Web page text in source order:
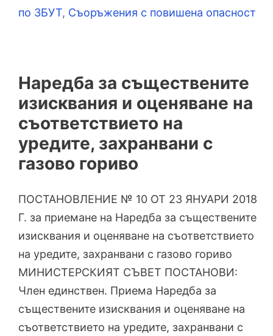
по ЗБУТ, Съоръжения с повишена опасност
Наредба за съществените
изисквания и оценяване на
съответствието на
уредите, захранвани с
газово гориво
ПОСТАНОВЛЕНИЕ № 10 ОТ 23 ЯНУАРИ 2018
Г. за приемане на Наредба за съществените
изисквания и оценяване на съответствието
на уредите, захранвани с газово гориво
МИНИСТЕРСКИЯТ СЪВЕТ ПОСТАНОВИ:
Член единствен. Приема Наредба за
съществените изисквания и оценяване на
съответствието на уредите, захранвани с